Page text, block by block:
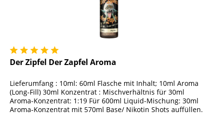
Der Zipfel Der Zapfel Aroma
Lieferumfang : 10ml: 60ml Flasche mit Inhalt; 10ml Aroma
(Long-Fill) 30ml Konzentrat : Mischverhältnis für 30ml
Aroma-Konzentrat: 1:19 Für 600ml Liquid-Mischung: 30ml
Aroma-Konzentrat mit 570ml Base/ Nikotin Shots auffüllen.